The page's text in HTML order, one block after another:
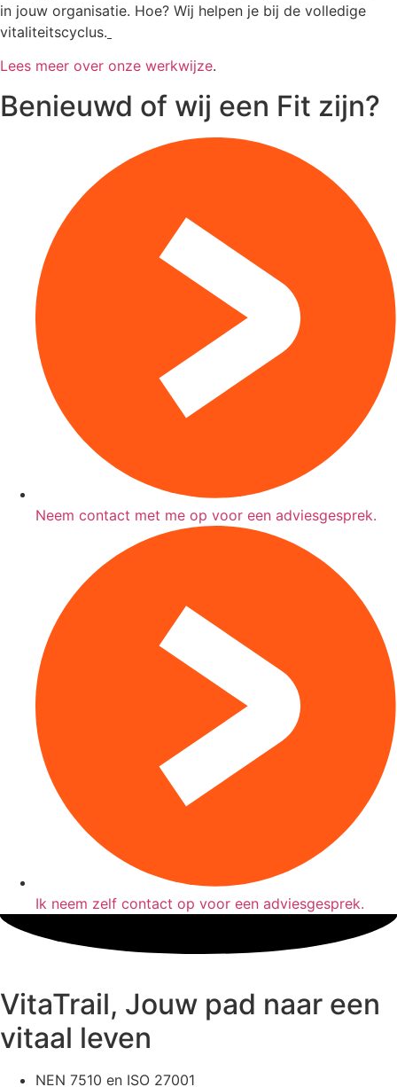
in jouw organisatie. Hoe? Wij helpen je bij de volledige
vitaliteitscyclus.
Lees meer over onze werkwijze.
Benieuwd of wij een Fit zijn?
Neem contact met me op voor een adviesgesprek.
Ik neem zelf contact op voor een adviesgesprek.
VitaTrail, Jouw pad naar een
vitaal leven
NEN 7510 en ISO 27001